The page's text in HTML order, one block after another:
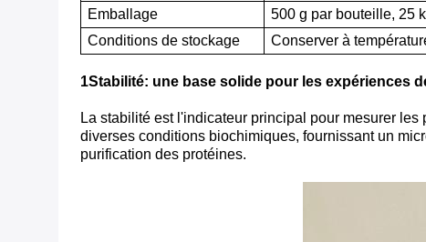
Emballage
500 g par bouteille, 25
Conditions de stockage
Conserver à
1Stabilité: une base solide pour les expériences
La stabilité est l'indicateur principal pour mesurer
diverses conditions biochimiques, fournissant un
purification des protéines.